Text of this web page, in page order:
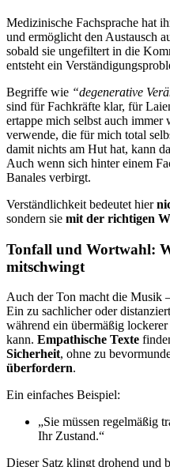
Medizinische Fachsprache hat
und ermöglicht den Austausch
sobald sie ungefiltert in die
entsteht ein
Begriffe wie “degenerative
sind für Fachkräfte klar, für
ertappe mich selbst auch
verwende, die für mich total
damit nichts am Hut hat, kann
Auch wenn sich hinter einem
Banales verbirgt.
Verständlichkeit bedeutet hier
sondern sie mit der richtigen
Tonfall und Wortwahl:
mitschwingt
Auch der Ton macht die Musik
Ein zu sachlicher oder
während ein übermäßig
kann. Empathische Texte
Sicherheit, ohne zu
überfordern.
Ein einfaches Beispiel:
„Sie müssen regelmäßig
Ihr Zustand.“
Dieser Satz klingt drohend und